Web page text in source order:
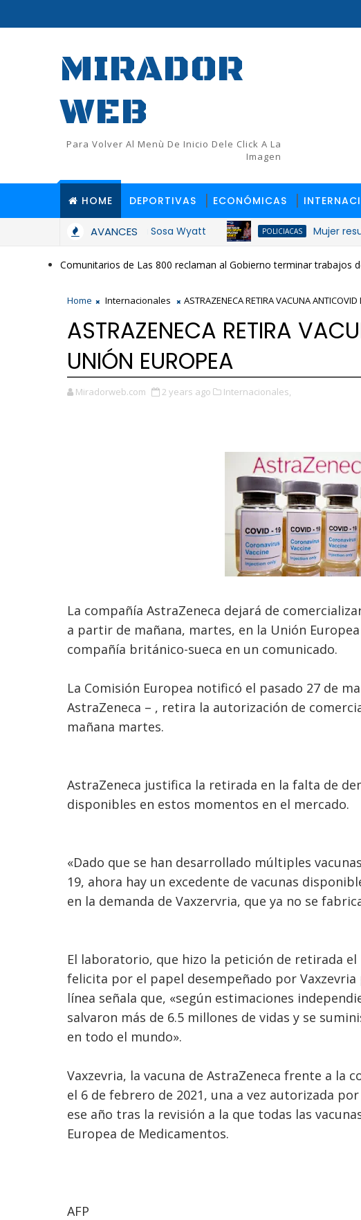
MIRADOR
WEB
Para Volver Al Menù De Inicio Dele Click A La
Imagen
HOME DEPORTIVAS ECONÓMICAS
AVANCES
de Judith Amada Sosa Wyatt POLICIACAS Mujer resulta
Comunitarios de Las 800 reclaman al Gobierno terminar trabajos
Home Internacionales ASTRAZENECA RETIRA VACUNA
ASTRAZENECA RETIRA
UNIÓN EUROPEA
Miradorweb.com 2 years ago Internacionales,
La compañía AstraZeneca dejará de
a partir de mañana, martes, en la Unión
compañía británico-sueca en un comunicado.
La Comisión Europea notificó el pasado 27 de
AstraZeneca – , retira la autorización de
mañana martes.
AstraZeneca justifica la retirada en la falta de
disponibles en estos momentos en el mercado.
«Dado que se han desarrollado múltiples
19, ahora hay un excedente de vacunas
en la demanda de Vaxzervria, que ya no se
El laboratorio, que hizo la petición de retirada el
felicita por el papel desempeñado por Vaxzevria
línea señala que, «según estimaciones
salvaron más de 6.5 millones de vidas y se
en todo el mundo».
Vaxzevria, la vacuna de AstraZeneca frente a la
el 6 de febrero de 2021, una a vez autorizada
ese año tras la revisión a la que todas las
Europea de Medicamentos.
AFP